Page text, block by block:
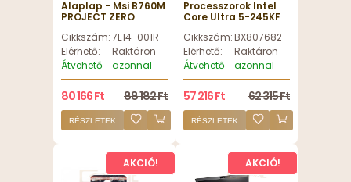
Alaplap - Msi B760M
PROJECT ZERO
Cikkszám:7E14-001R
Elérhető:
Raktáron
Átvehető
azonnal
80 166 Ft 88 182 Ft
RÉSZLETEK
Processzorok Intel
Core Ultra 5-245KF
LGA1851 BOX
(Ventilátor nélkül) -
BX80768245KF
Cikkszám:BX80768245KF
Elérhető:
Raktáron
Átvehető
azonnal
57 216 Ft 62 315 Ft
RÉSZLETEK
AKCIÓ! AKCIÓ!